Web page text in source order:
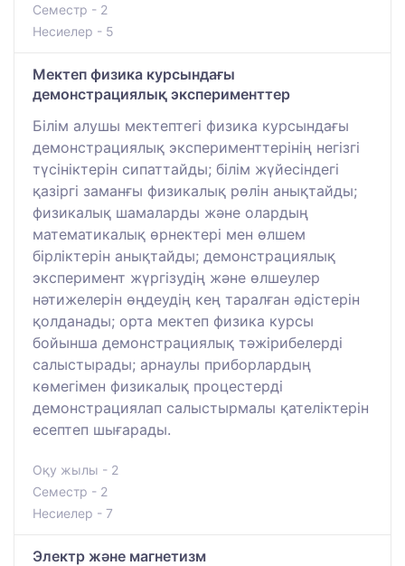
Семестр - 2
Несиелер - 5
Мектеп физика курсындағы
демонстрациялық эксперименттер
Білім алушы мектептегі физика курсындағы
демонстрациялық эксперименттерінің негізгі
түсініктерін сипаттайды; білім жүйесіндегі
қазіргі заманғы физикалық рөлін анықтайды;
физикалық шамаларды және олардың
математикалық өрнектері мен өлшем
бірліктерін анықтайды; демонстрациялық
эксперимент жүргізудің және өлшеулер
нәтижелерін өңдеудің кең таралған әдістерін
қолданады; орта мектеп физика курсы
бойынша демонстрациялық тәжірибелерді
салыстырады; арнаулы приборлардың
көмегімен физикалық процестерді
демонстрациялап салыстырмалы қателіктерін
есептеп шығарады.
Оқу жылы - 2
Семестр - 2
Несиелер - 7
Электр және магнетизм